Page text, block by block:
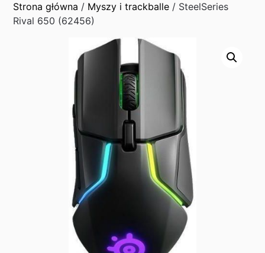
Strona główna / Myszy i trackballe / SteelSeries
Rival 650 (62456)